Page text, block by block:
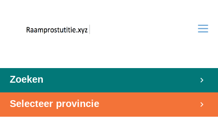
Zoeken
Selecteer provincie